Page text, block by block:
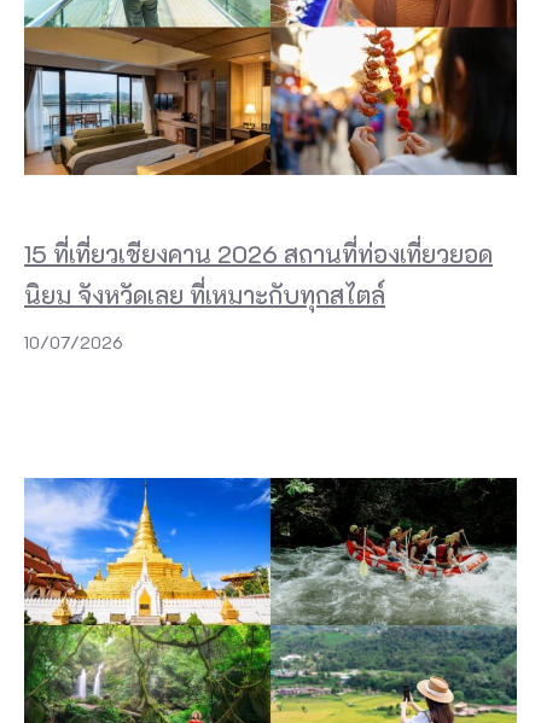
15 ที่เที่ยวเชียงคาน 2026 สถานที่ท่องเที่ยวยอด
นิยม จังหวัดเลย ที่เหมาะกับทุกสไตล์
10/07/2026